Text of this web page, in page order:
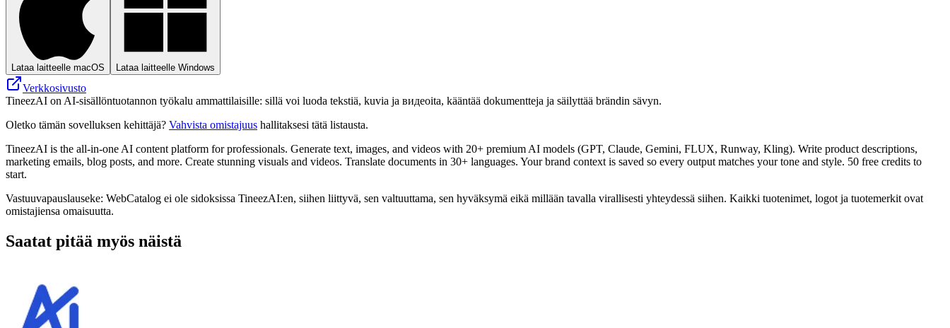
Lataa laitteelle macOS Lataa laitteelle Windows
Verkkosivusto
TineezAI on AI-sisällöntuotannon työkalu ammattilaisille: sillä voi luoda tekstiä, kuvia ja видеоita, kääntää dokumentteja ja säilyttää brändin sävyn.
Oletko tämän sovelluksen kehittäjä? Vahvista omistajuus hallitaksesi tätä listausta.
TineezAI is the all-in-one AI content platform for professionals. Generate text, images, and videos with 20+ premium AI models (GPT, Claude, Gemini, FLUX, Runway, Kling). Write product descriptions,
marketing emails, blog posts, and more. Create stunning visuals and videos. Translate documents in 30+ languages. Your brand context is saved so every output matches your tone and style. 50 free credits to
start.
Vastuuvapauslauseke: WebCatalog ei ole sidoksissa TineezAI:en, siihen liittyvä, sen valtuuttama, sen hyväksymä eikä millään tavalla virallisesti yhteydessä siihen. Kaikki tuotenimet, logot ja tuotemerkit ovat
omistajiensa omaisuutta.
Saatat pitää myös näistä